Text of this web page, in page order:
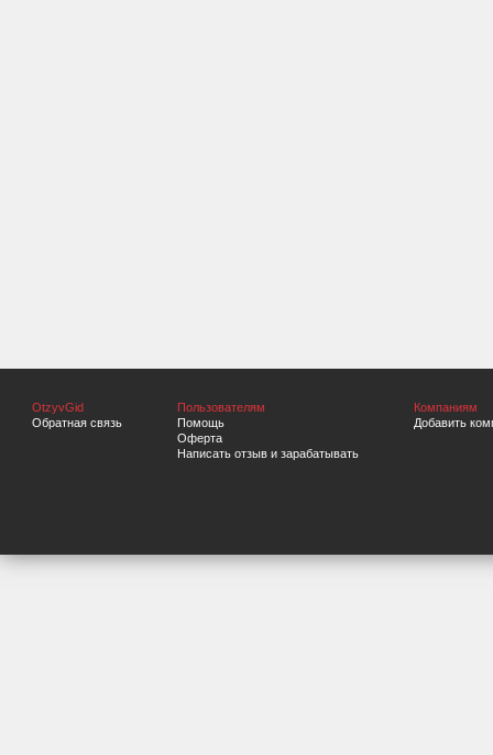
OtzyvGid
Обратная связь
Пользователям
Помощь
Оферта
Написать отзыв и зарабатывать
Компаниям
Добавить